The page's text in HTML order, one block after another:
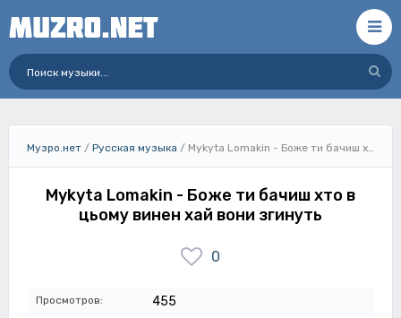
Музро.нет / Русская музыка / Mykyta Lomakin - Боже ти бачиш хто в цьому винен хай вони згинуть
Mykyta Lomakin - Боже ти бачиш хто в
цьому винен хай вони згинуть
0
Просмотров: 455